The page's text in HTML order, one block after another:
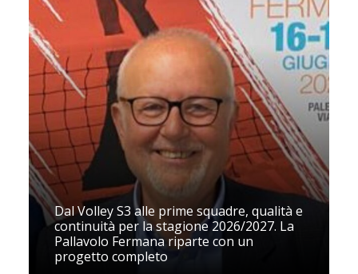
Dal Volley S3 alle prime squadre, qualità e
continuità per la stagione 2026/2027. La
Pallavolo Fermana riparte con un
progetto completo